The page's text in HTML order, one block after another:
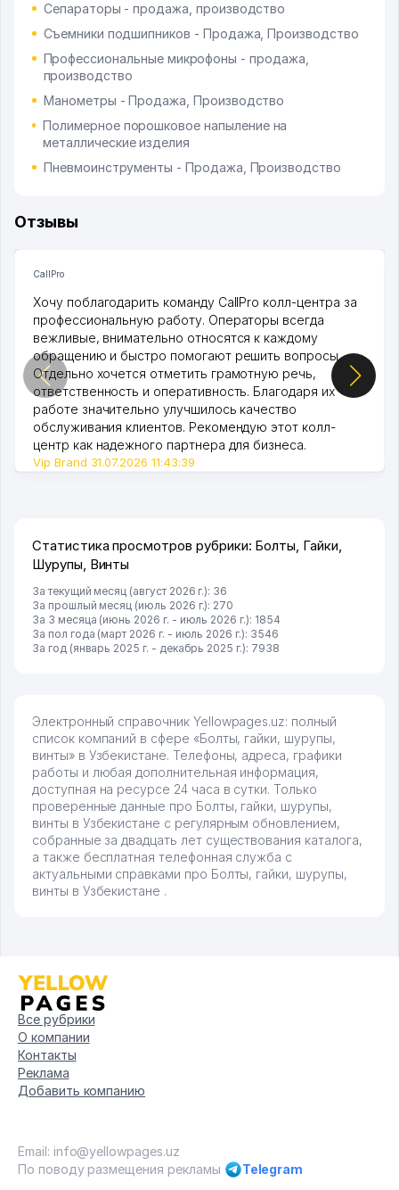
Сепараторы - продажа, производство
Съемники подшипников - Продажа, Производство
Профессиональные микрофоны - продажа,
производство
Манометры - Продажа, Производство
Полимерное порошковое напыление на
металлические изделия
Пневмоинструменты - Продажа, Производство
Отзывы
CallPro
Хочу поблагодарить команду CallPro колл-центра за
профессиональную работу. Операторы всегда
вежливые, внимательно относятся к каждому
обращению и быстро помогают решить вопросы.
Отдельно хочется отметить грамотную речь,
ответственность и оперативность. Благодаря их
работе значительно улучшилось качество
обслуживания клиентов. Рекомендую этот колл-
центр как надежного партнера для бизнеса.
Vip Brand 31.07.2026 11:43:39
Статистика просмотров рубрики: Болты, Гайки,
Шурупы, Винты
За текущий месяц (август 2026 г.): 36
За прошлый месяц (июль 2026 г.): 270
За 3 месяца (июнь 2026 г. - июль 2026 г.): 1854
За пол года (март 2026 г. - июль 2026 г.): 3546
За год (январь 2025 г. - декабрь 2025 г.): 7938
Электронный справочник Yellowpages.uz: полный
список компаний в сфере «Болты, гайки, шурупы,
винты» в Узбекистане. Телефоны, адреса, графики
работы и любая дополнительная информация,
доступная на ресурсе 24 часа в сутки. Только
проверенные данные про Болты, гайки, шурупы,
винты в Узбекистане с регулярным обновлением,
собранные за двадцать лет существования каталога,
а также бесплатная телефонная служба с
актуальными справками про Болты, гайки, шурупы,
винты в Узбекистане .
Все рубрики
О компании
Контакты
Реклама
Добавить компанию
Email: info@yellowpages.uz
По поводу размещения рекламы
Telegram